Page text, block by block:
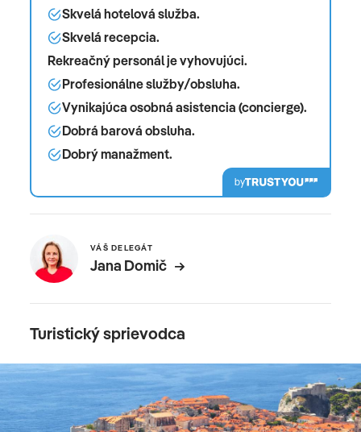
Skvelá hotelová služba.
Skvelá recepcia.
Rekreačný personál je vyhovujúci.
Profesionálne služby/obsluha.
Vynikajúca osobná asistencia (concierge).
Dobrá barová obsluha.
Dobrý manažment.
by
VÁŠ DELEGÁT
Jana Domič
Turistický sprievodca